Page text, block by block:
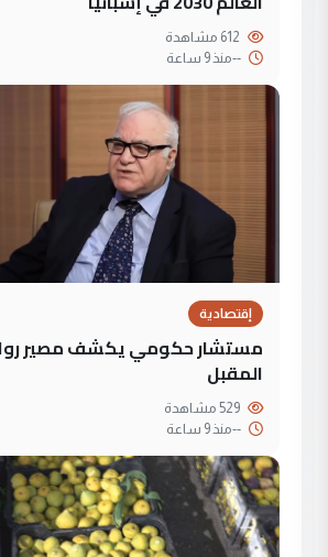
--منذ 9 ساعة
إقتصادية
مستشار حكومي يكشف مصير
المقبل
--منذ 9 ساعة